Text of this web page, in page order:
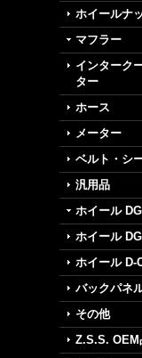
ホイールナ
マフラー
インターク
ター
ホース
メーター
ベルト・シ
汎用品
ホイール
ホイール
ホイール D-
バックパネ
その他
Z.S.S. OEM